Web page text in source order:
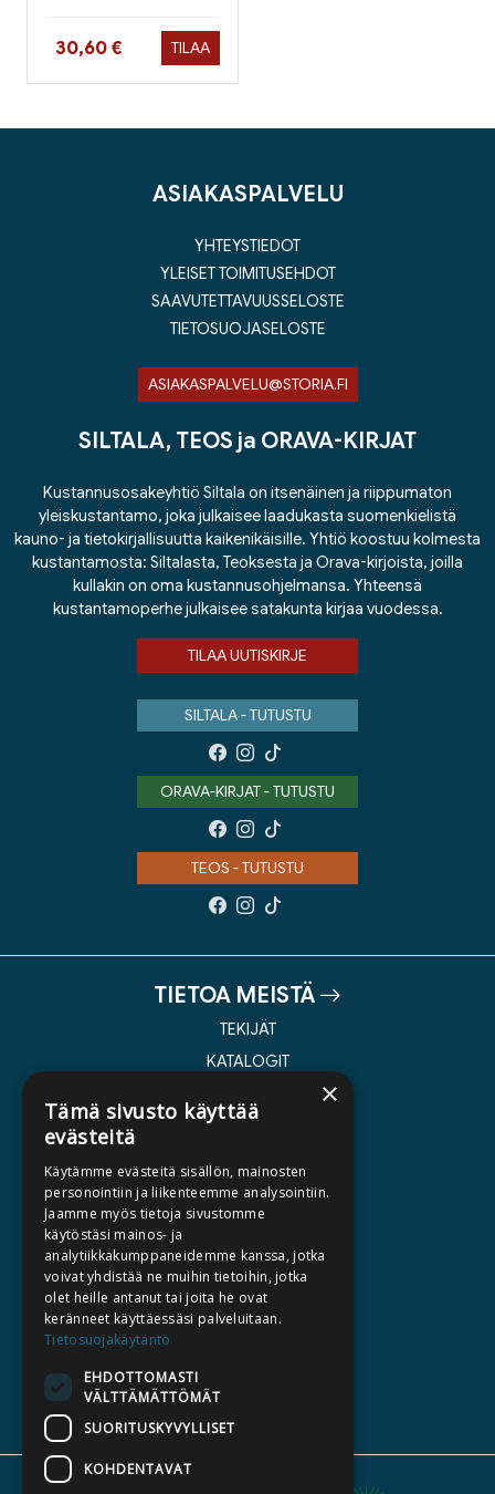
Hinta nyt
30,60 € TILAA
ASIAKASPALVELU
YHTEYSTIEDOT
YLEISET TOIMITUSEHDOT
SAAVUTETTAVUUSSELOSTE
TIETOSUOJASELOSTE
ASIAKASPALVELU@STORIA.FI
SILTALA, TEOS ja ORAVA-KIRJAT
Kustannusosakeyhtiö Siltala on itsenäinen ja riippumaton
yleiskustantamo, joka julkaisee laadukasta suomenkielistä
kauno- ja tietokirjallisuutta kaikenikäisille. Yhtiö koostuu kolmesta
kustantamosta: Siltalasta, Teoksesta ja Orava-kirjoista, joilla
kullakin on oma kustannusohjelmansa. Yhteensä
kustantamoperhe julkaisee satakunta kirjaa vuodessa.
TILAA UUTISKIRJE
SILTALA - TUTUSTU
ORAVA-KIRJAT - TUTUSTU
TEOS - TUTUSTU
TIETOA MEISTÄ
TEKIJÄT
KATALOGIT
KIRJA TILAUSTYÖNÄ
MEDIALLE
LASKUTUSOSOITTEET
SILTALA.FI
ENNAKKOTILATTAVAT
LAHJAKORTTI
×
Tämä sivusto käyttää
evästeitä
Käytämme evästeitä sisällön, mainosten
personointiin ja liikenteemme analysointiin.
Jaamme myös tietoja sivustomme
käytöstäsi mainos- ja
analytiikkakumppaneidemme kanssa, jotka
voivat yhdistää ne muihin tietoihin, jotka
olet heille antanut tai joita he ovat
keränneet käyttäessäsi palveluitaan.
Tietosuojakäytäntö
EHDOTTOMASTI
VÄLTTÄMÄTTÖMÄT
SUORITUSKYVYLLISET
KOHDENTAVAT